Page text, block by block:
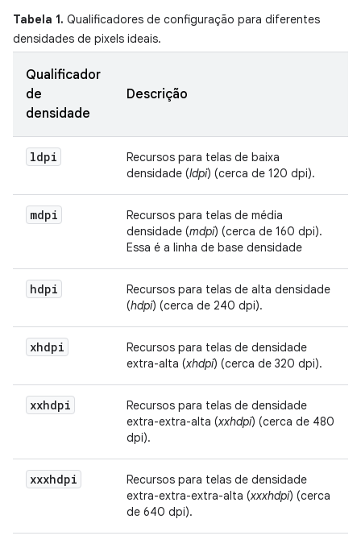
Tabela 1. Qualificadores de configuração para diferentes
densidades de pixels ideais.
Qualificador
de
densidade
Descrição
ldpi
Recursos para telas de baixa
densidade (ldpi) (cerca de 120 dpi).
mdpi
Recursos para telas de média
densidade (mdpi) (cerca de 160 dpi).
Essa é a linha de base densidade
hdpi
Recursos para telas de alta densidade
(hdpi) (cerca de 240 dpi).
xhdpi
Recursos para telas de densidade
extra-alta (xhdpi) (cerca de 320 dpi).
xxhdpi
Recursos para telas de densidade
extra-extra-alta (xxhdpi) (cerca de 480
dpi).
xxxhdpi
Recursos para telas de densidade
extra-extra-extra-alta (xxxhdpi) (cerca
de 640 dpi).